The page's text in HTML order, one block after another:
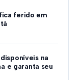
ferido em
na
e garanta seu